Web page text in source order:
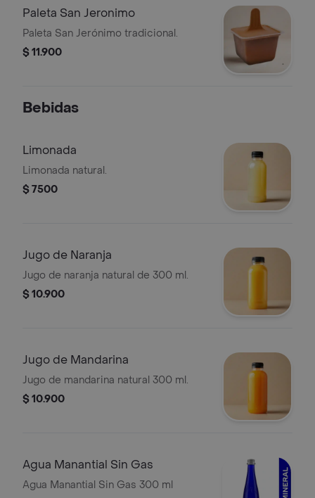
Paleta San Jeronimo
Paleta San Jerónimo tradicional.
$ 11.900
Bebidas
Limonada
Limonada natural.
$ 7500
Jugo de Naranja
Jugo de naranja natural de 300 ml.
$ 10.900
Jugo de Mandarina
Jugo de mandarina natural 300 ml.
$ 10.900
Agua Manantial Sin Gas
Agua Manantial Sin Gas 300 ml